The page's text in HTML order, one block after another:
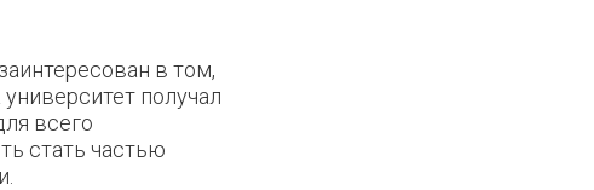
в том,
получал
всего
стать частью